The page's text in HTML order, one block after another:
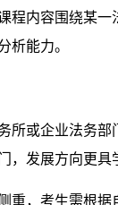
内容围绕某一
析能力。
所或企业法务
，发展方向更具
重，考生需根